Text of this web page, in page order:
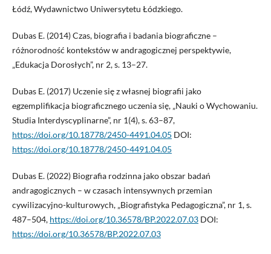
Łódź, Wydawnictwo Uniwersytetu Łódzkiego.
Dubas E. (2014) Czas, biografia i badania biograficzne –
różnorodność kontekstów w andragogicznej perspektywie,
„Edukacja Dorosłych”, nr 2, s. 13–27.
Dubas E. (2017) Uczenie się z własnej biografii jako
egzemplifikacja biograficznego uczenia się, „Nauki o Wychowaniu.
Studia Interdyscyplinarne”, nr 1(4), s. 63–87,
https://doi.org/10.18778/2450-4491.04.05 DOI:
https://doi.org/10.18778/2450-4491.04.05
Dubas E. (2022) Biografia rodzinna jako obszar badań
andragogicznych – w czasach intensywnych przemian
cywilizacyjno-kulturowych, „Biografistyka Pedagogiczna”, nr 1, s.
487–504, https://doi.org/10.36578/BP.2022.07.03DOI:
https://doi.org/10.36578/BP.2022.07.03